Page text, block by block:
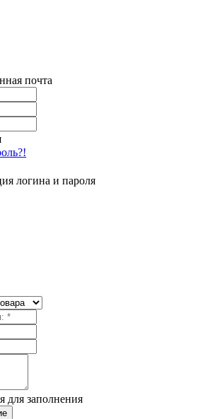
почта
логина и пароля
для заполнения